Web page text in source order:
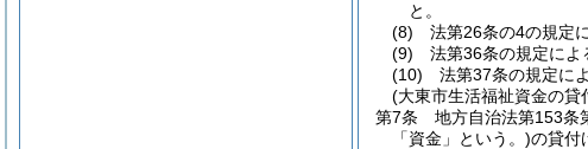
と。
(8)
法第26条の4の規定
(9)
法第36条の規定によ
(10)
法第37条の規定に
(大東市生活福祉資金の貸
第7条
地方自治法第153条
「資金」という。)の貸付